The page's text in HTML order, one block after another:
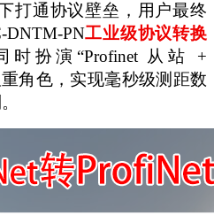
打通协议壁垒，用户最终
DNTM-PN工业级协议转换
时扮演 “Profinet 从站 +
重角色，实现毫秒级测距数